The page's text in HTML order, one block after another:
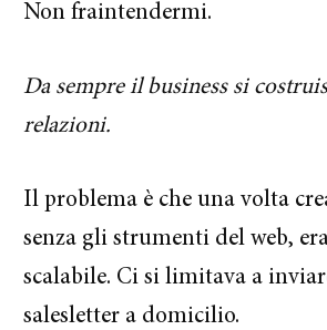
Non fraintendermi.
Da sempre il business si
relazioni.
Il problema è che una volta
senza gli strumenti del web,
scalabile. Ci si limitava a
salesletter a domicilio.